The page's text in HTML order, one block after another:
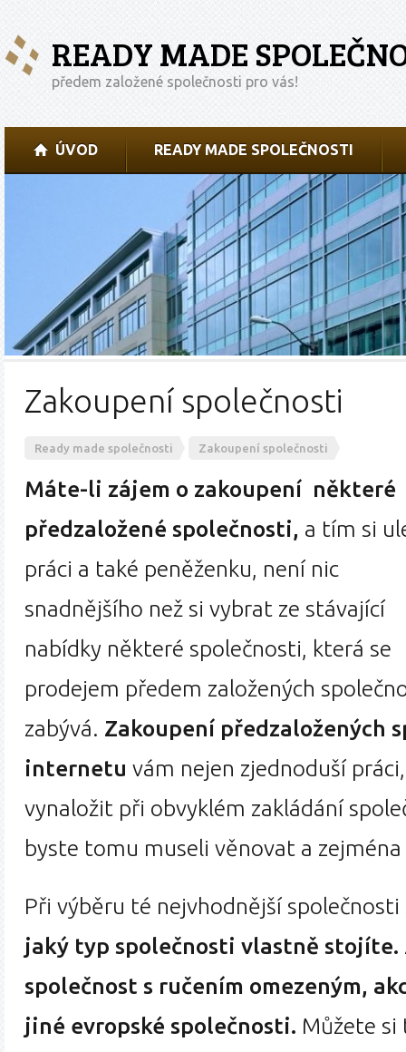
READY MADE
předem založené společnosti pro vás!
ÚVOD READY MADE SPOLEČNOSTI
Zakoupení společnosti
Ready made společnosti Zakoupení společnosti
Máte-li zájem o zakoupení některé
předzaložené společnosti, a tím si
práci a také peněženku, není nic
snadnějšího než si vybrat ze stávající
nabídky některé společnosti, která se
prodejem předem založených
zabývá. Zakoupení předzaložených
internetu vám nejen zjednoduší
vynaložit při obvyklém zakládání
byste tomu museli věnovat a
Při výběru té nejvhodnější
jaký typ společnosti vlastně stojíte.
společnost s ručením omezeným,
jiné evropské společnosti. Můžete si